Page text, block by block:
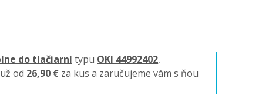
do tlačiarnítypu OKI 44992402,
od 26,90 € za kus a zaručujeme vám s ňou